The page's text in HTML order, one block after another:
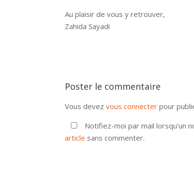
Au plaisir de vous y retrouver,
Zahida Sayadi
Poster le commentaire
Vous devezvous connecter pour
Notifiez-moi par mail lorsqu'un
article sans commenter.